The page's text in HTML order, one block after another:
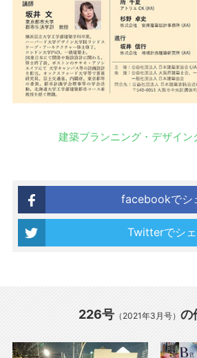
建築プランニング・デザイ
facebookでシ
Twitterでシ
226号 （2021年3月号） の